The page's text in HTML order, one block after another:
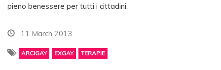
pieno benessere per tutti i cittadini.
11 March 2013
ARCIGAY EXGAY TERAPIE